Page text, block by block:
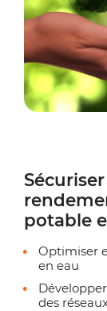
potable
Optimiser
en eau
des